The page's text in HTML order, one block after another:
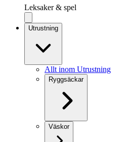
Leksaker & spel
Utrustning
Allt inom Utrustning
Ryggsäckar
Väskor